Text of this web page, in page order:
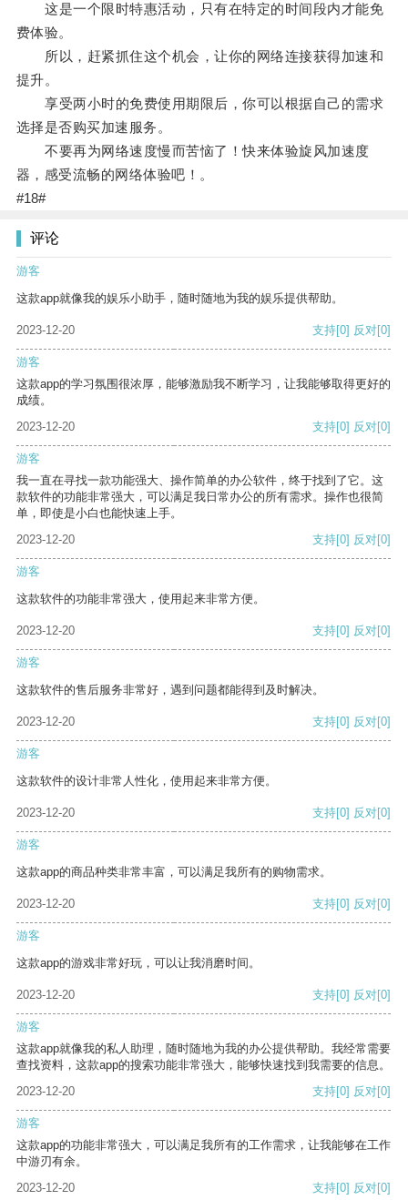
这是一个限时特惠活动，只有在特定的时间段内才能免
费体验。
所以，赶紧抓住这个机会，让你的网络连接获得加速和
提升。
享受两小时的免费使用期限后，你可以根据自己的需求
选择是否购买加速服务。
不要再为网络速度慢而苦恼了！快来体验旋风加速度
器，感受流畅的网络体验吧！。
#18#
评论
游客
这款app就像我的娱乐小助手，随时随地为我的娱乐提供帮助。
2023-12-20 支持[0] 反对[0]
游客
这款app的学习氛围很浓厚，能够激励我不断学习，让我能够取得更好的
成绩。
2023-12-20
支持[0] 反对[0]
游客
我一直在寻找一款功能强大、操作简单的办公软件，终于找到了它。这
款软件的功能非常强大，可以满足我日常办公的所有需求。操作也很简
单，即使是小白也能快速上手。
2023-12-20
支持[0] 反对[0]
游客
这款软件的功能非常强大，使用起来非常方便。
2023-12-20 支持[0] 反对[0]
游客
这款软件的售后服务非常好，遇到问题都能得到及时解决。
2023-12-20 支持[0] 反对[0]
游客
这款软件的设计非常人性化，使用起来非常方便。
2023-12-20 支持[0] 反对[0]
游客
这款app的商品种类非常丰富，可以满足我所有的购物需求。
2023-12-20 支持[0] 反对[0]
游客
这款app的游戏非常好玩，可以让我消磨时间。
2023-12-20 支持[0] 反对[0]
游客
这款app就像我的私人助理，随时随地为我的办公提供帮助。我经常需要
查找资料，这款app的搜索功能非常强大，能够快速找到我需要的信息。
2023-12-20
支持[0] 反对[0]
游客
这款app的功能非常强大，可以满足我所有的工作需求，让我能够在工作
中游刃有余。
2023-12-20
支持[0] 反对[0]